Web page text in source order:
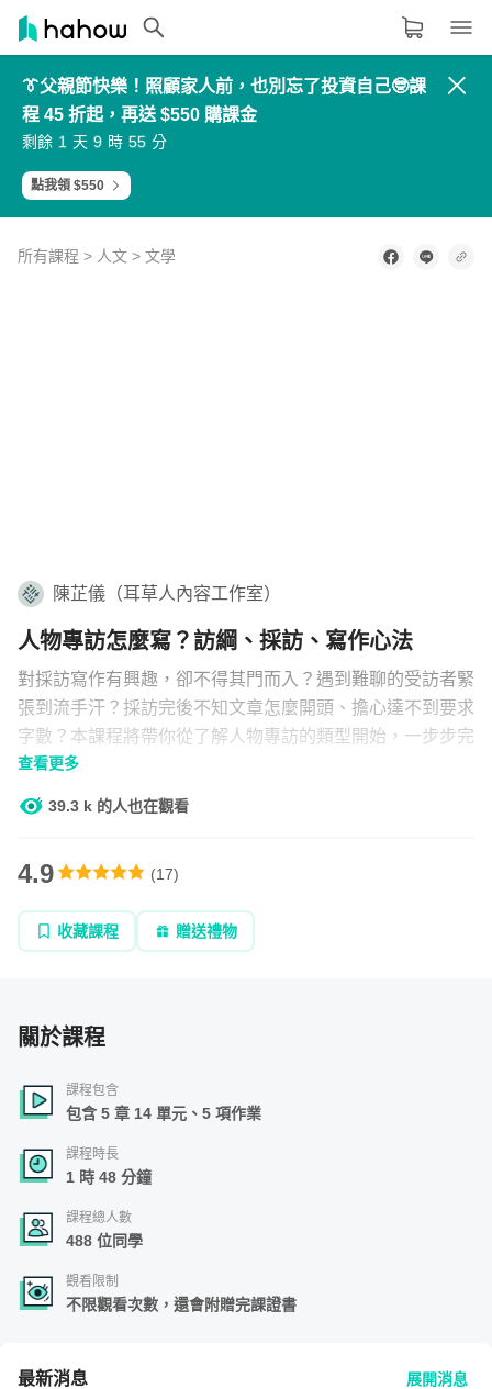
👔父親節快樂！照顧家人前，也別忘了投資自己🤓課
程 45 折起，再送 $550 購課金
剩餘 1
3
4
6 天
0
1
2
4
9 時 0
5
6
7
8
0
5
6
7
8
分
點我領 $550
領域分類 大家都在學的領域
生活品味
職場技能
企業方案
所有課程 > 人文 > 文學
陳芷儀（耳草人內容工作室）
人物專訪怎麼寫？訪綱、採訪、寫作心法
對採訪寫作有興趣，卻不得其門而入？遇到難聊的受訪者緊
張到流手汗？採訪完後不知文章怎麼開頭、擔心達不到要求
字數？本課程將帶你從了解人物專訪的類型開始，一步步完
成訪綱擬定及文章撰寫，並以講師的實戰經驗、大量範例文
章為例，讓你好理解、好上手。
查看更多
39.3 k 的人也在觀看
4.9 (17)
收藏課程 贈送禮物
關於課程
課程包含
包含 5 章 14 單元、5 項作業
課程時長
1 時 48 分鐘
課程總人數
488 位同學
觀看限制
不限觀看次數，還會附贈完課證書
最新消息 展開消息